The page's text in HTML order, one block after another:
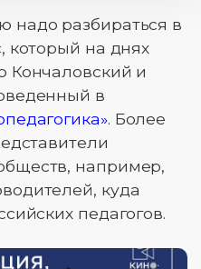
надо разбираться в
который на днях
Кончаловский и
в
. Более
например,
куда
педагогов.